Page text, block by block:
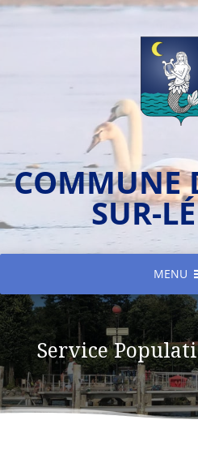
COMMUNE
SUR-
MENU
Service